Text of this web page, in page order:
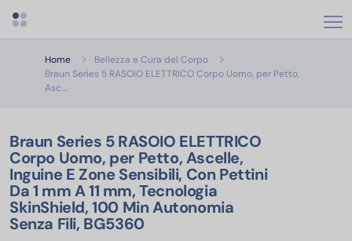
Apri menu categorie
Home
Bellezza e Cura del Corpo
Braun Series 5 RASOIO ELETTRICO Corpo Uomo, per Petto,
Asc…
Braun Series 5 RASOIO ELETTRICO
Corpo Uomo, per Petto, Ascelle,
Inguine E Zone Sensibili, Con Pettini
Da 1 mm A 11 mm, Tecnologia
SkinShield, 100 Min Autonomia
Senza Fili, BG5360